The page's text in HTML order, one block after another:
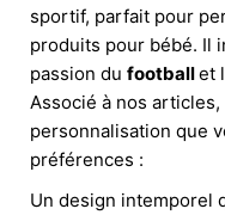
sportif, parfait pour
produits pour bébé. Il
passion du footballet
Associé à nos
personnalisation que
préférences :
Un design intemporel